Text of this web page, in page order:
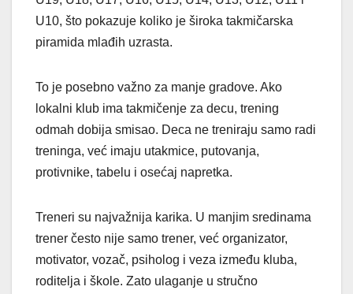
U10, što pokazuje koliko je široka takmičarska
piramida mlađih uzrasta.
To je posebno važno za manje gradove. Ako
lokalni klub ima takmičenje za decu, trening
odmah dobija smisao. Deca ne treniraju samo radi
treninga, već imaju utakmice, putovanja,
protivnike, tabelu i osećaj napretka.
Treneri su najvažnija karika. U manjim sredinama
trener često nije samo trener, već organizator,
motivator, vozač, psiholog i veza između kluba,
roditelja i škole. Zato ulaganje u stručno